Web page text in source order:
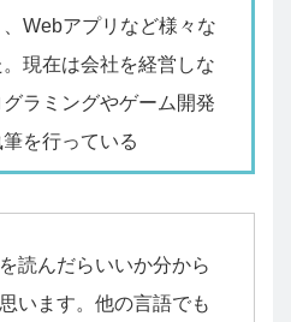
Webアプリなど様々な
現在は会社を経営しな
ラミングやゲーム開発
を行っている
読んだらいいか分から
います。他の言語でも